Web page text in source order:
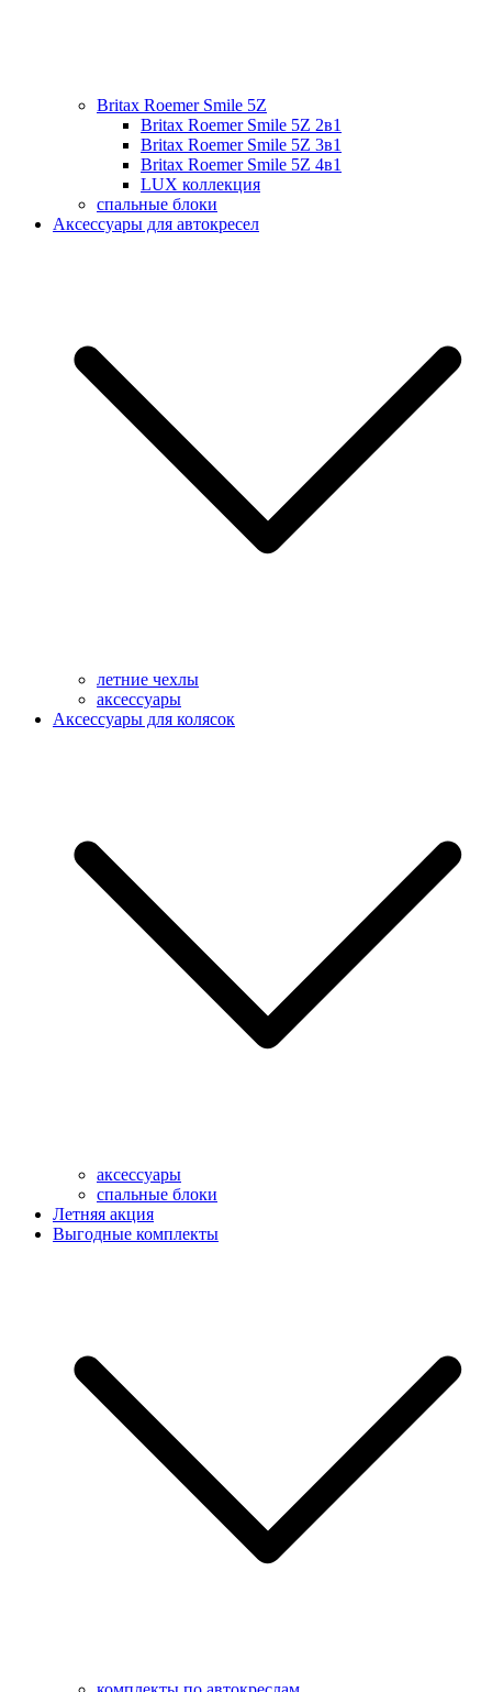
Britax Roemer Smile 5Z
Britax Roemer Smile 5Z 2в1
Britax Roemer Smile 5Z 3в1
Britax Roemer Smile 5Z 4в1
LUX коллекция
спальные блоки
Аксессуары для автокресел
летние чехлы
аксессуары
Аксессуары для колясок
аксессуары
спальные блоки
Летняя акция
Выгодные комплекты